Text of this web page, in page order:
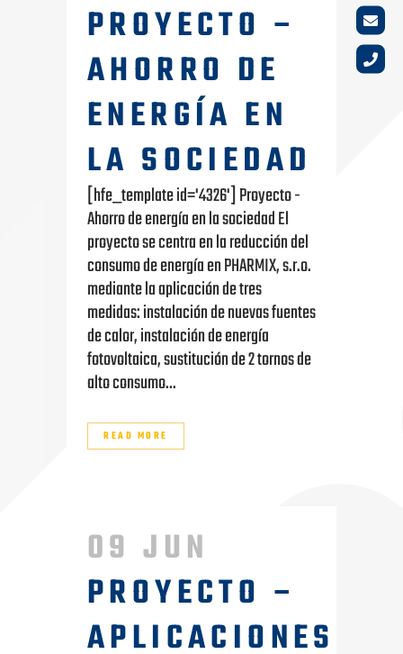
PROYECTO –
AHORRO DE
ENERGÍA EN
LA SOCIEDAD
[hfe_template id='4326'] Proyecto -
Ahorro de energía en la sociedad El
proyecto se centra en la reducción del
consumo de energía en PHARMIX, s.r.o.
mediante la aplicación de tres
medidas: instalación de nuevas fuentes
de calor, instalación de energía
fotovoltaica, sustitución de 2 tornos de
alto consumo...
READ MORE
09 JUN
PROYECTO –
APLICACIONES